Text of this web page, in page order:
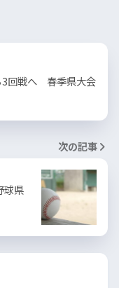
3回戦へ 春季県大会
次の記事
球県